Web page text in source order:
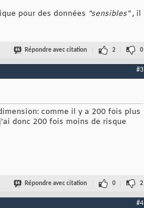
pour des données "sensibles", il
Répondre avec citation 2 0
#3
comme il y a 200 fois plus
donc 200 fois moins de risque
Répondre avec citation 0 2
#4